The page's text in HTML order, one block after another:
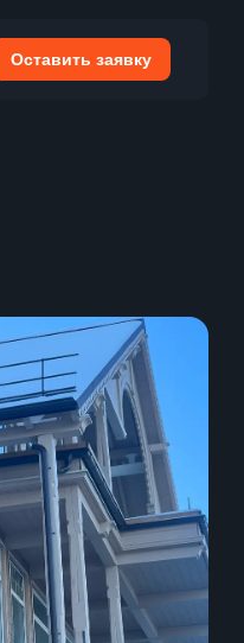
Оставить заявку